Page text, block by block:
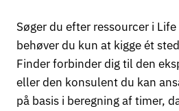
Søger du efter ressourcer i
behøver du kun at kigge ét
Finder forbinder dig til den
eller den konsulent du kan
på basis i beregning af timer,